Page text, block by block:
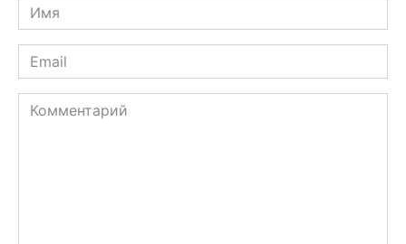
Имя
*
Email
*
Комментарий